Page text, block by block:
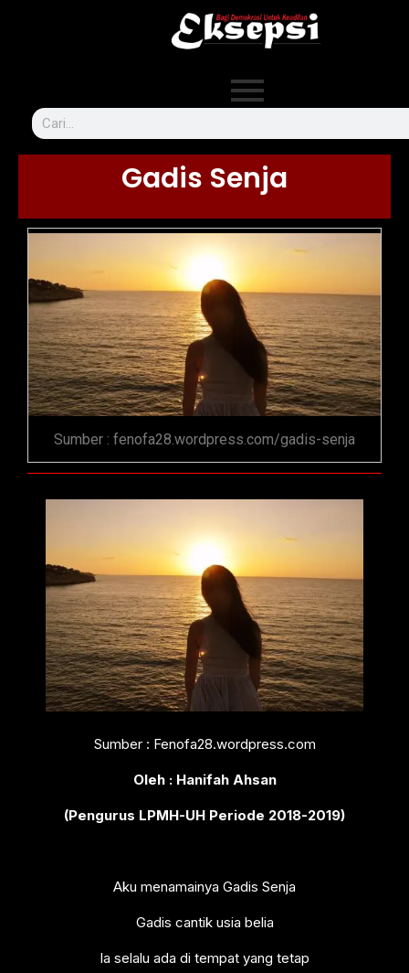
Gadis Senja
Sumber : fenofa28.wordpress.com/gadis-senja
Sumber : Fenofa28.wordpress.com
Oleh :Hanifah Ahsan
(Pengurus LPMH-UH Periode 2018-2019)
Aku menamainya Gadis Senja
Gadis cantik usia belia
Ia selalu ada di tempat yang tetap